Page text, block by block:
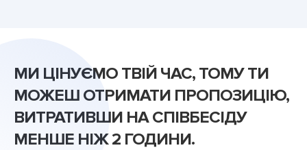
МИ ЦІНУЄМО ТВІЙ ЧАС, ТОМУ ТИ
МОЖЕШ ОТРИМАТИ ПРОПОЗИЦІЮ,
ВИТРАТИВШИ НА СПІВБЕСІДУ
МЕНШЕ НІЖ 2 ГОДИНИ.